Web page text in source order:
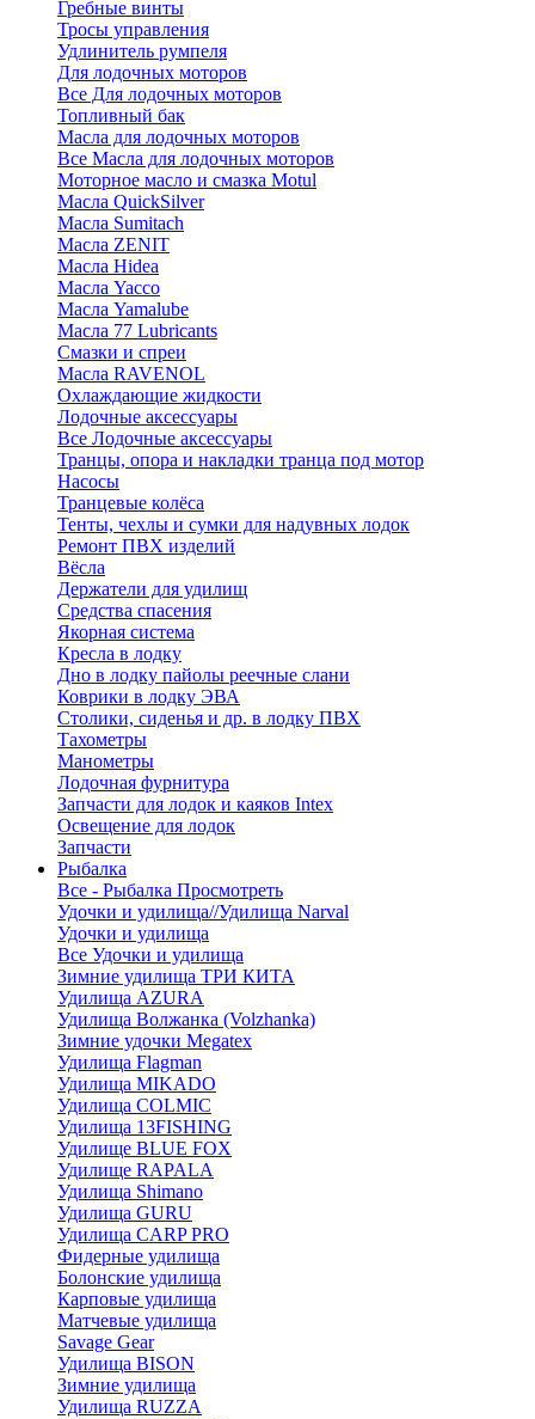
Гребные винты
Тросы управления
Удлинитель румпеля
Для лодочных моторов
Все Для лодочных моторов
Топливный бак
Масла для лодочных моторов
Все Масла для лодочных моторов
Моторное масло и смазка Motul
Масла QuickSilver
Масла Sumitach
Масла ZENIT
Масла Hidea
Масла Yacco
Масла Yamalube
Масла 77 Lubricants
Смазки и спреи
Масла RAVENOL
Охлаждающие жидкости
Лодочные аксессуары
Все Лодочные аксессуары
Транцы, опора и накладки транца под мотор
Насосы
Транцевые колёса
Тенты, чехлы и сумки для надувных лодок
Ремонт ПВХ изделий
Вёсла
Держатели для удилищ
Средства спасения
Якорная система
Кресла в лодку
Дно в лодку пайолы реечные слани
Коврики в лодку ЭВА
Столики, сиденья и др. в лодку ПВХ
Тахометры
Манометры
Лодочная фурнитура
Запчасти для лодок и каяков Intex
Освещение для лодок
Запчасти
Рыбалка
Все - Рыбалка Просмотреть
Удочки и удилища//Удилища Narval
Удочки и удилища
Все Удочки и удилища
Зимние удилища ТРИ КИТА
Удилища AZURA
Удилища Волжанка (Volzhanka)
Зимние удочки Megatex
Удилища Flagman
Удилища MIKADO
Удилища COLMIC
Удилища 13FISHING
Удилище BLUE FOX
Удилище RAPALA
Удилища Shimano
Удилища GURU
Удилища CARP PRO
Фидерные удилища
Болонские удилища
Карповые удилища
Матчевые удилища
Savage Gear
Удилища BISON
Зимние удилища
Удилища RUZZA